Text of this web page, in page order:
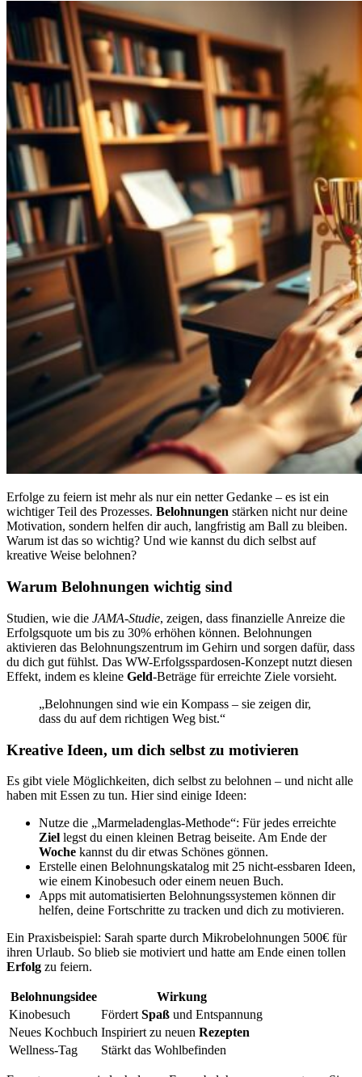
Erfolge zu feiern ist mehr als nur ein netter Gedanke – es ist ein
wichtiger Teil des Prozesses. Belohnungen stärken nicht nur deine
Motivation, sondern helfen dir auch, langfristig am Ball zu bleiben.
Warum ist das so wichtig? Und wie kannst du dich selbst auf
kreative Weise belohnen?
Warum Belohnungen wichtig sind
Studien, wie die JAMA-Studie, zeigen, dass finanzielle Anreize die
Erfolgsquote um bis zu 30% erhöhen können. Belohnungen
aktivieren das Belohnungszentrum im Gehirn und sorgen dafür, dass
du dich gut fühlst. Das WW-Erfolgsspardosen-Konzept nutzt diesen
Effekt, indem es kleine Geld-Beträge für erreichte Ziele vorsieht.
„Belohnungen sind wie ein Kompass – sie zeigen dir,
dass du auf dem richtigen Weg bist.“
Kreative Ideen, um dich selbst zu motivieren
Es gibt viele Möglichkeiten, dich selbst zu belohnen – und nicht alle
haben mit Essen zu tun. Hier sind einige Ideen:
Nutze die „Marmeladenglas-Methode“: Für jedes erreichte
Ziel legst du einen kleinen Betrag beiseite. Am Ende der
Woche kannst du dir etwas Schönes gönnen.
Erstelle einen Belohnungskatalog mit 25 nicht-essbaren Ideen,
wie einem Kinobesuch oder einem neuen Buch.
Apps mit automatisierten Belohnungssystemen können dir
helfen, deine Fortschritte zu tracken und dich zu motivieren.
Ein Praxisbeispiel: Sarah sparte durch Mikrobelohnungen 500€ für
ihren Urlaub. So blieb sie motiviert und hatte am Ende einen tollen
Erfolg zu feiern.
Belohnungsidee
Wirkung
Kinobesuch
Fördert Spaß und Entspannung
Neues Kochbuch Inspiriert zu neuen Rezepten
Wellness-Tag
Stärkt das Wohlbefinden